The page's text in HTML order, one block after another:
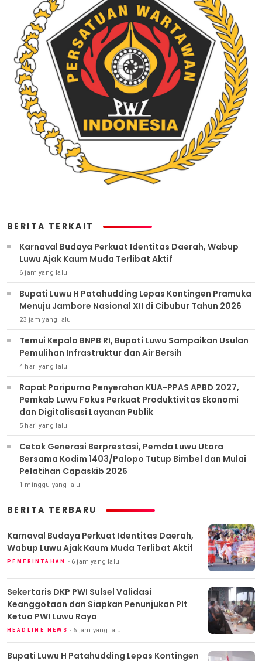
BERITA TERKAIT
Karnaval Budaya Perkuat Identitas Daerah, Wabup
Luwu Ajak Kaum Muda Terlibat Aktif
6 jam yang lalu
Bupati Luwu H Patahudding Lepas Kontingen Pramuka
Menuju Jambore Nasional XII di Cibubur Tahun 2026
23 jam yang lalu
Temui Kepala BNPB RI, Bupati Luwu Sampaikan Usulan
Pemulihan Infrastruktur dan Air Bersih
4 hari yang lalu
Rapat Paripurna Penyerahan KUA-PPAS APBD 2027,
Pemkab Luwu Fokus Perkuat Produktivitas Ekonomi
dan Digitalisasi Layanan Publik
5 hari yang lalu
Cetak Generasi Berprestasi, Pemda Luwu Utara
Bersama Kodim 1403/Palopo Tutup Bimbel dan Mulai
Pelatihan Capaskib 2026
1 minggu yang lalu
BERITA TERBARU
Karnaval Budaya Perkuat Identitas Daerah,
Wabup Luwu Ajak Kaum Muda Terlibat Aktif
PEMERINTAHAN 6 jam yang lalu
Sekertaris DKP PWI Sulsel Validasi
Keanggotaan dan Siapkan Penunjukan Plt
Ketua PWI Luwu Raya
HEADLINE NEWS 6 jam yang lalu
Bupati Luwu H Patahudding Lepas Kontingen